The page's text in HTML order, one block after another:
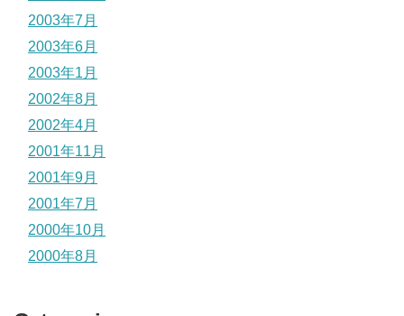
2003年7月
2003年6月
2003年1月
2002年8月
2002年4月
2001年11月
2001年9月
2001年7月
2000年10月
2000年8月